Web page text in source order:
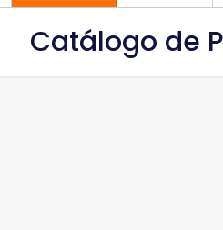
Catálogo de